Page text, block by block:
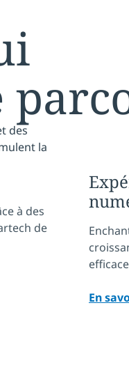
des
la
à des
de
En